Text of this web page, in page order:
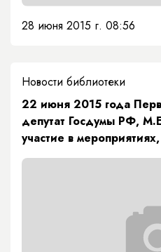
28 июня 2015 г. 08:56
Новости библиотеки
22 июня 2015 года
депутат Госдумы РФ,
участие в
памяти и скорби на